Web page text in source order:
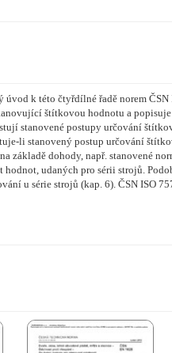
k této čtyřdílné řadě norem
štítkovou hodnotu a
stanovené postupy určování
li stanovený postup určování
základě dohody, např. stanovené
udaných pro sérii strojů.
u série strojů (kap. 6). ČSN ISO